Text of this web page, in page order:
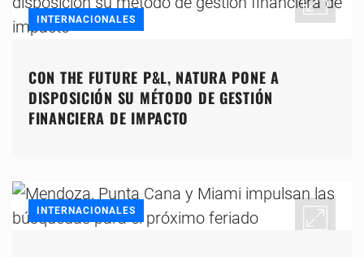
INTERNACIONALES
CON THE FUTURE P&L, NATURA PONE A
DISPOSICIÓN SU MÉTODO DE GESTIÓN
FINANCIERA DE IMPACTO
INTERNACIONALES